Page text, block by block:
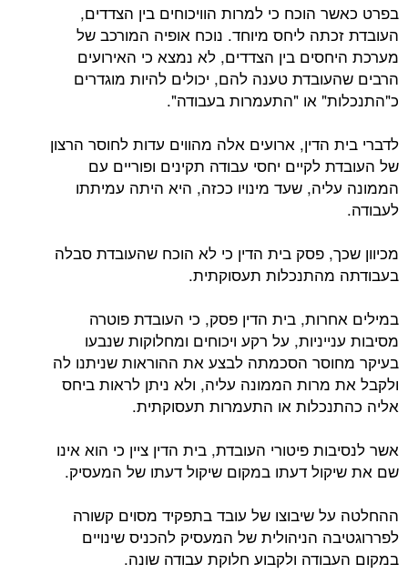
בפרט כאשר הוכח כי למרות הוויכוחים בין הצדדים,
העובדת זכתה ליחס מיוחד. נוכח אופיה המורכב של
מערכת היחסים בין הצדדים, לא נמצא כי האירועים
הרבים שהעובדת טענה להם, יכולים להיות מוגדרים
כ"התנכלות" או "התעמרות בעבודה".
לדברי בית הדין, ארועים אלה מהווים עדות לחוסר הרצון
של העובדת לקיים יחסי עבודה תקינים ופוריים עם
הממונה עליה, שעד מינויו ככזה, היא היתה עמיתתו
לעבודה.
מכיוון שכך, פסק בית הדין כי לא הוכח שהעובדת סבלה
בעבודתה מהתנכלות תעסוקתית.
במילים אחרות, בית הדין פסק, כי העובדת פוטרה
מסיבות ענייניות, על רקע ויכוחים ומחלוקות שנבעו
בעיקר מחוסר הסכמתה לבצע את ההוראות שניתנו לה
ולקבל את מרות הממונה עליה, ולא ניתן לראות ביחס
אליה כהתנכלות או התעמרות תעסוקתית.
אשר לנסיבות פיטורי העובדת, בית הדין ציין כי הוא אינו
שם את שיקול דעתו במקום שיקול דעתו של המעסיק.
ההחלטה על שיבוצו של עובד בתפקיד מסוים קשורה
לפררוגטיבה הניהולית של המעסיק להכניס שינויים
במקום העבודה ולקבוע חלוקת עבודה שונה.